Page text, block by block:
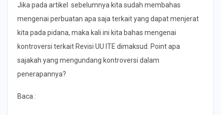
Jika pada artikel sebelumnya kita sudah membahas
mengenai perbuatan apa saja terkait yang dapat menjerat
kita pada pidana, maka kali ini kita bahas mengenai
kontroversi terkait Revisi UU ITE dimaksud. Point apa
sajakah yang mengundang kontroversi dalam
penerapannya?
Baca :